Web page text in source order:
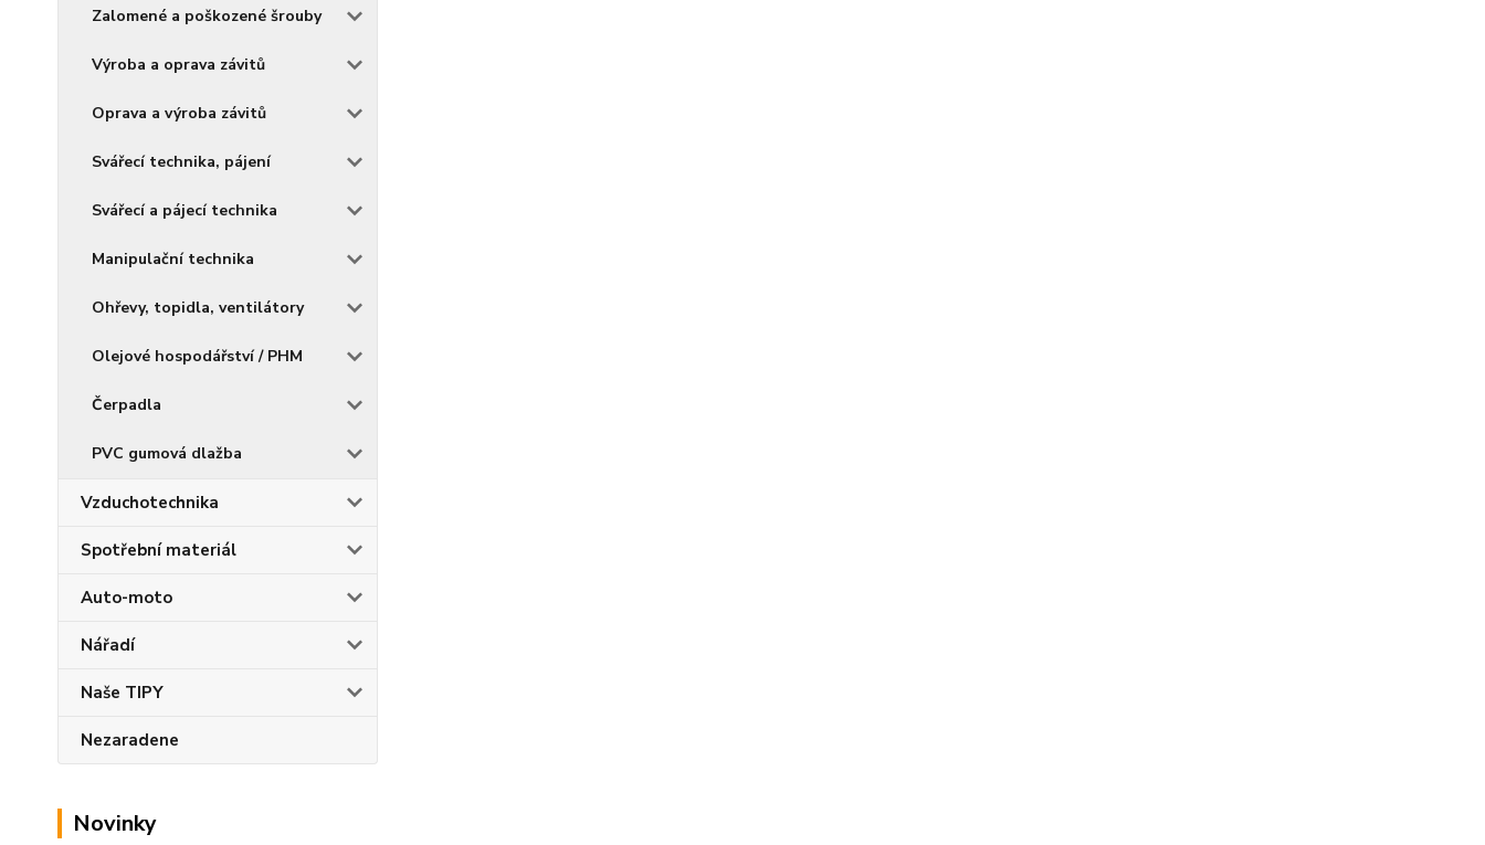
Zalomené a poškozené šrouby
Výroba a oprava závitů
Oprava a výroba závitů
Svářecí technika, pájení
Svářecí a pájecí technika
Manipulační technika
Ohřevy, topidla, ventilátory
Olejové hospodářství / PHM
Čerpadla
PVC gumová dlažba
Vzduchotechnika
Spotřební materiál
Auto-moto
Nářadí
Naše TIPY
Nezaradene
Novinky